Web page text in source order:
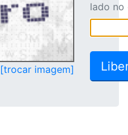
[trocar imagem]
lado no